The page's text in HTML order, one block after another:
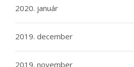
2020. január
2019. december
2019. november